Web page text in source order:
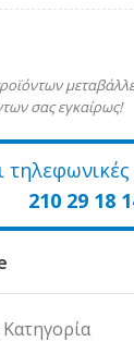
σας εγκαίρως!
210 29 18